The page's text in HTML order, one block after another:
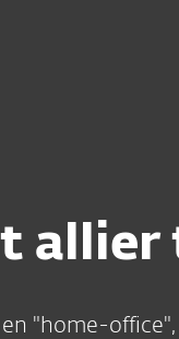
allier
en "home-